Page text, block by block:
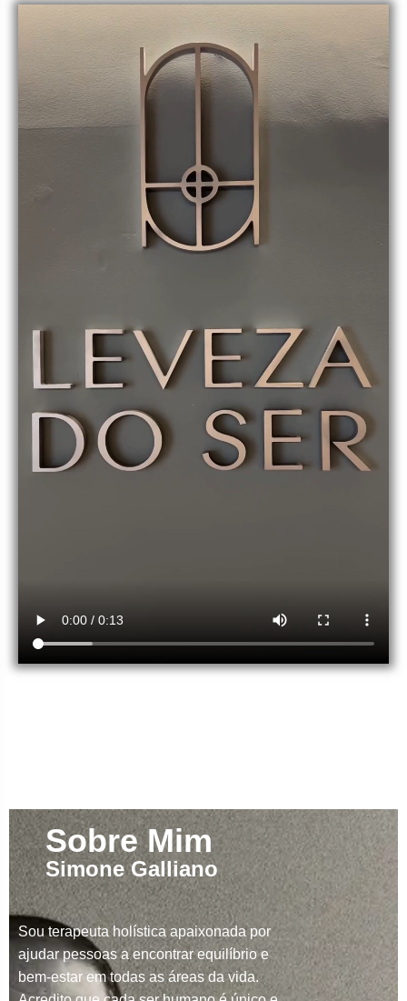
Sobre Mim
Simone Galliano
Sou terapeuta holística apaixonada por
ajudar pessoas a encontrar equilíbrio e
bem-estar em todas as áreas da vida.